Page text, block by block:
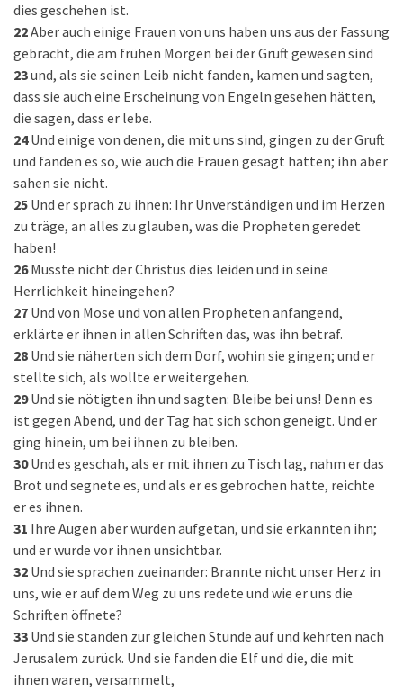
dies geschehen ist.
22Aber auch einige Frauen von uns haben uns aus der Fassung
gebracht, die am frühen Morgen bei der Gruft gewesen sind
23und, als sie seinen Leib nicht fanden, kamen und sagten,
dass sie auch eine Erscheinung von Engeln gesehen hätten,
die sagen, dass er lebe.
24 Und einige von denen, die mit uns sind, gingen zu der Gruft
und fanden es so, wie auch die Frauen gesagt hatten; ihn aber
sahen sie nicht.
25 Und er sprach zu ihnen: Ihr Unverständigen und im Herzen
zu träge, an alles zu glauben, was die Propheten geredet
haben!
26 Musste nicht der Christus dies leiden und in seine
Herrlichkeit hineingehen?
27 Und von Mose und von allen Propheten anfangend,
erklärte er ihnen in allen Schriften das, was ihn betraf.
28 Und sie näherten sich dem Dorf, wohin sie gingen; und er
stellte sich, als wollte er weitergehen.
29 Und sie nötigten ihn und sagten: Bleibe bei uns! Denn es
ist gegen Abend, und der Tag hat sich schon geneigt. Und er
ging hinein, um bei ihnen zu bleiben.
30 Und es geschah, als er mit ihnen zu Tisch lag, nahm er das
Brot und segnete es, und als er es gebrochen hatte, reichte
er es ihnen.
31 Ihre Augen aber wurden aufgetan, und sie erkannten ihn;
und er wurde vor ihnen unsichtbar.
32 Und sie sprachen zueinander: Brannte nicht unser Herz in
uns, wie er auf dem Weg zu uns redete und wie er uns die
Schriften öffnete?
33 Und sie standen zur gleichen Stunde auf und kehrten nach
Jerusalem zurück. Und sie fanden die Elf und die, die mit
ihnen waren, versammelt,